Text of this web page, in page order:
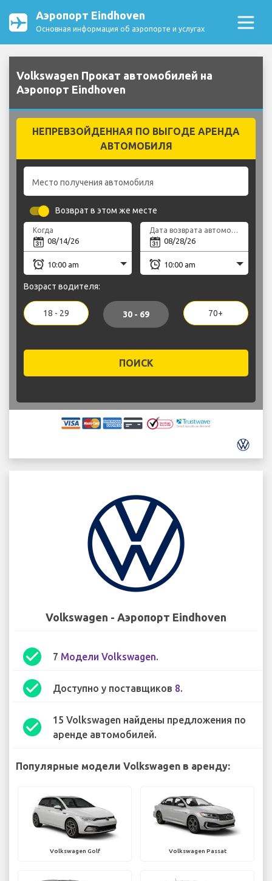
Аэропорт Eindhoven
Основная информация об аэропорте и услугах
Volkswagen Прокат автомобилей на
Аэропорт Eindhoven
НЕПРЕВЗОЙДЕННАЯ ПО ВЫГОДЕ АРЕНДА
АВТОМОБИЛЯ
Место получения автомобиля
Возврат в этом же месте
Когда Дата возврата автомобиля
Возраст водителя:
18 - 29 30 - 69 70+
ПОИСК
Volkswagen - Аэропорт Eindhoven
check_circle 7 Модели Volkswagen.
check_circle Доступно у поставщиков 8.
check_circle
15 Volkswagen найдены предложения по
аренде автомобилей.
Популярные модели Volkswagen в аренду:
Volkswagen Golf Volkswagen Passat